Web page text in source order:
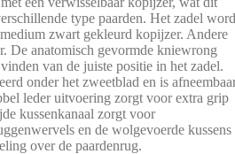
type paarden. Het zadel
zwart gekleurd kopijzer. Andere
De anatomisch gevormde kniewrong
van de juiste positie in het zadel.
onder het zweetblad en is
leder uitvoering zorgt voor extra grip
kussenkanaal zorgt voor
en de wolgevoerde kussens
over de paardenrug.